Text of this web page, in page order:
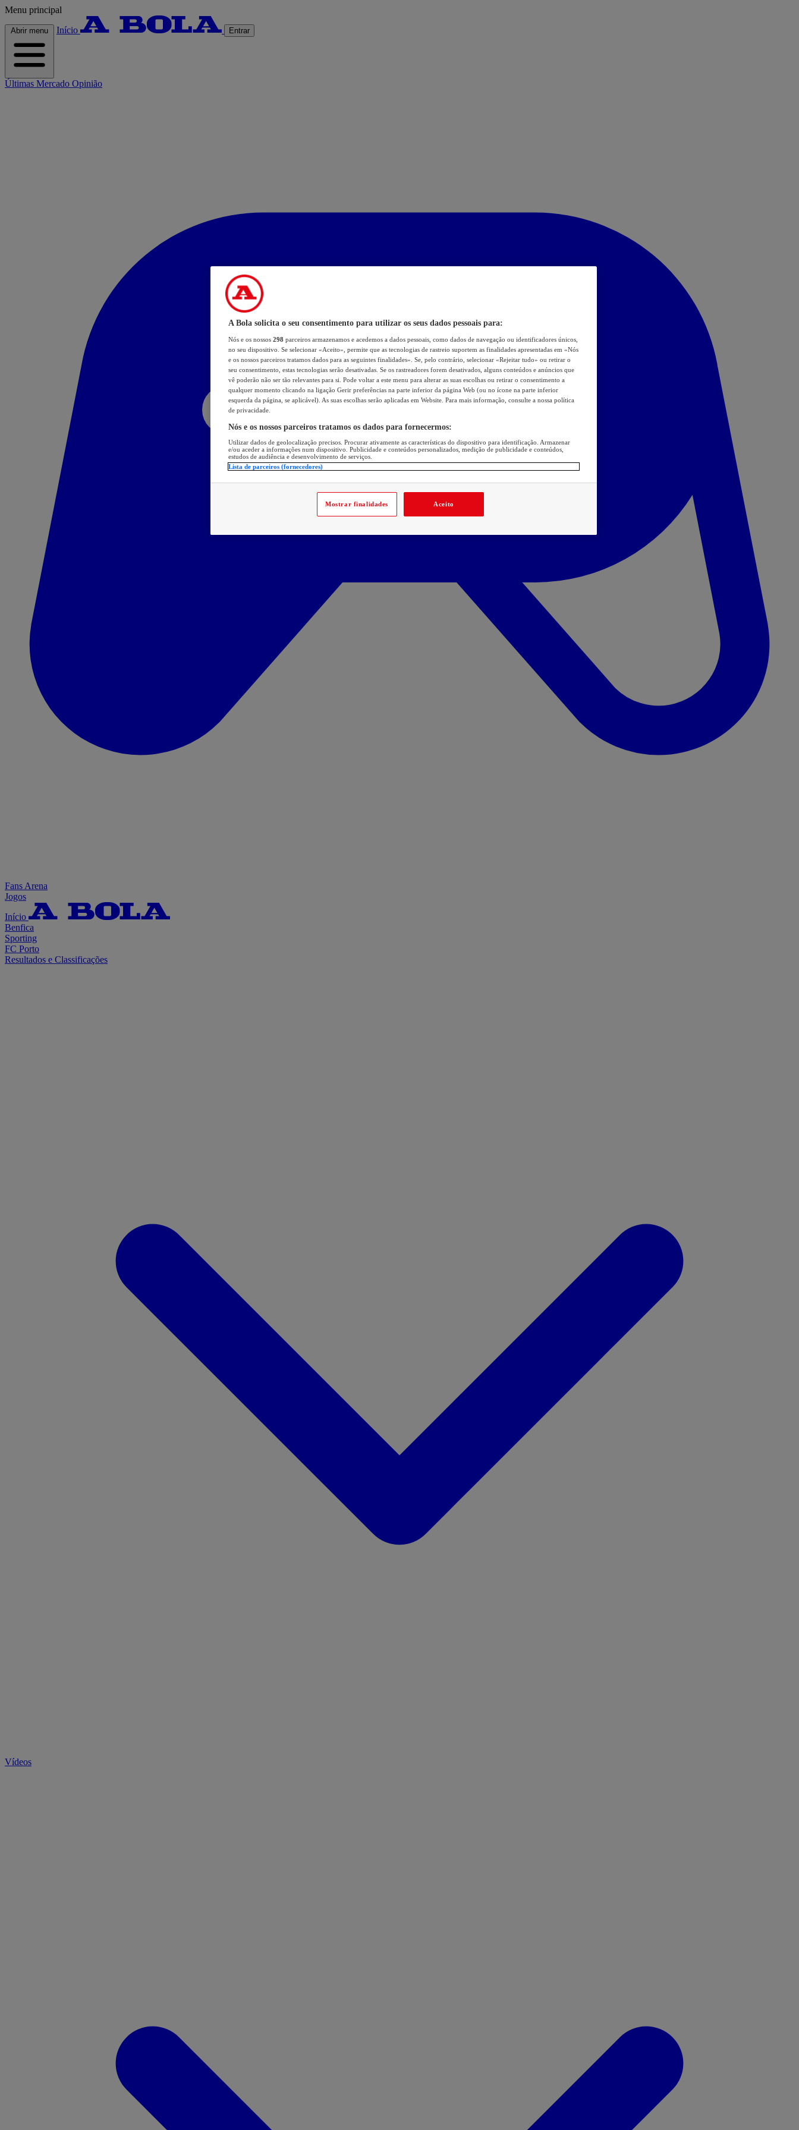
Menu principal
Abrir menu Início Entrar
Últimas Mercado Opinião
Fans Arena
Jogos
Início
Benfica
Sporting
FC Porto
Resultados e Classificações
Vídeos
A Bola solicita o seu consentimento para utilizar os seus dados pessoais para:
Nós e os nossos 298 parceiros armazenamos e acedemos a dados pessoais, como dados de navegação ou identificadores únicos,
no seu dispositivo. Se selecionar «Aceito», permite que as tecnologias de rastreio suportem as finalidades apresentadas em «Nós
e os nossos parceiros tratamos dados para as seguintes finalidades». Se, pelo contrário, selecionar «Rejeitar tudo» ou retirar o
seu consentimento, estas tecnologias serão desativadas. Se os rastreadores forem desativados, alguns conteúdos e anúncios que
vê poderão não ser tão relevantes para si. Pode voltar a este menu para alterar as suas escolhas ou retirar o consentimento a
qualquer momento clicando na ligação Gerir preferências na parte inferior da página Web (ou no ícone na parte inferior
esquerda da página, se aplicável). As suas escolhas serão aplicadas em Website. Para mais informação, consulte a nossa política
de privacidade.
Nós e os nossos parceiros tratamos os dados para fornecermos:
Utilizar dados de geolocalização precisos. Procurar ativamente as características do dispositivo para identificação. Armazenar
e/ou aceder a informações num dispositivo. Publicidade e conteúdos personalizados, medição de publicidade e conteúdos,
estudos de audiência e desenvolvimento de serviços.
Lista de parceiros (fornecedores)
Mostrar finalidades Aceito